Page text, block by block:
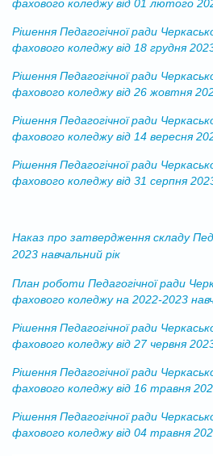
фахового коледжу від 01 лютого
Рішення Педагогічної ради
фахового коледжу від 18 грудня
Рішення Педагогічної ради
фахового коледжу від 26 жовтня
Рішення Педагогічної ради
фахового коледжу від 14 вересня
Рішення Педагогічної ради
фахового коледжу від 31 серпня
Наказ про затвердження складу
2023 навчальний рік
План роботи Педагогічної ради
фахового коледжу на 2022-2023
Рішення Педагогічної ради
фахового коледжу від 27 червня
Рішення Педагогічної ради
фахового коледжу від 16 травня
Рішення Педагогічної ради
фахового коледжу від 04 травня